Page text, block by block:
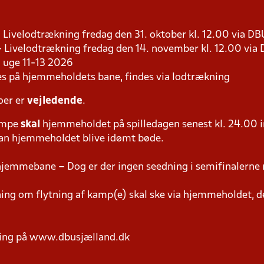
fredag den 31. oktober kl. 12.00 via
fredag den 14. november kl. 12.00 via
11-13 2026
på hjemmeholdets bane, findes via lodtrækning
er vejledende.
skal
hjemmeholdet på spilledagen senest kl. 24.00
hjemmeholdet blive idømt bøde.
– Dog er der ingen seedning i
om flytning af kamp(e) skal ske via hjemmeholdet,
på www.dbusjælland.dk